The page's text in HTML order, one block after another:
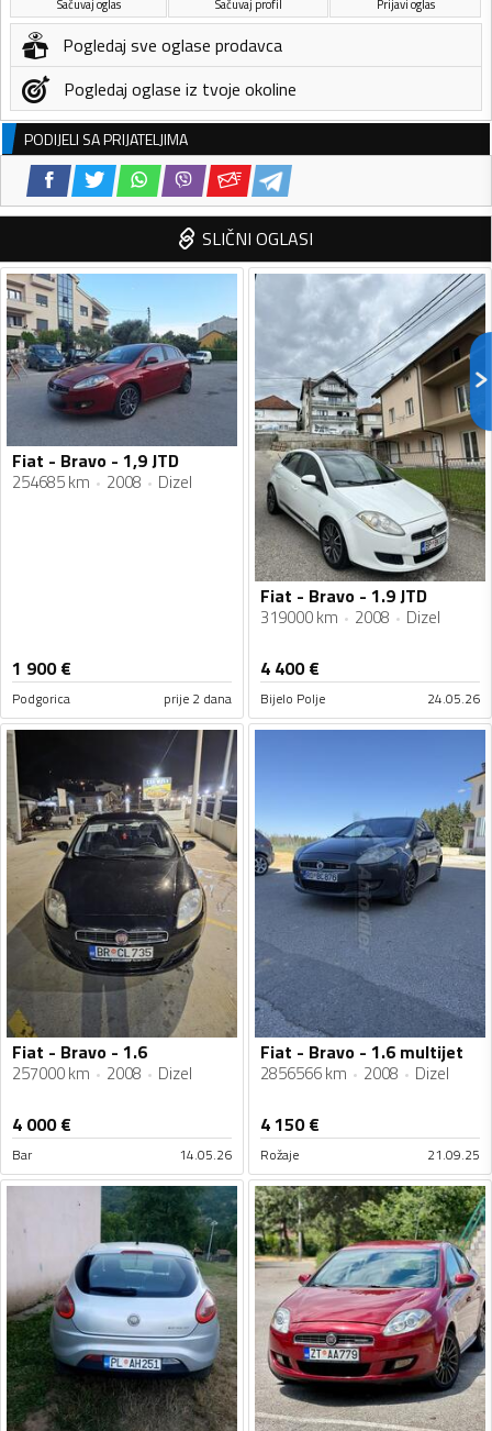
Sačuvaj oglas Sačuvaj profil Prijavi oglas
Pogledaj sve oglase prodavca
Pogledaj oglase iz tvoje okoline
PODIJELI SA PRIJATELJIMA
SLIČNI OGLASI
Fiat - Bravo - 1,9 JTD
254685 km 2008 Dizel
1 900€
Podgorica prije 2 dana
Fiat - Bravo - 1.9 JTD
319000 km 2008 Dizel
4 400€
Bijelo Polje 24.05.26
Fiat - Bravo - 1.6
257000 km 2008 Dizel
4 000€
Bar 14.05.26
Fiat - Bravo - 1.6 multijet
2856566 km 2008 Dizel
4 150€
Rožaje 21.09.25